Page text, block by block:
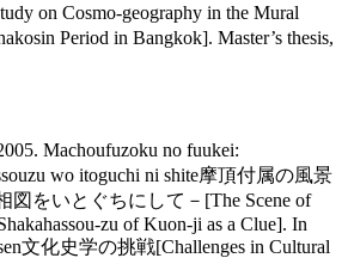
on Cosmo-geography in the Mural
Period in Bangkok]. Master’s thesis,
Machoufuzoku no fuukei:
wo itoguchi ni shite摩頂付属の風景
図をいとぐちにして－[The Scene of
zu of Kuon-ji as a Clue]. In
文化史学の挑戦[Challenges in Cultural